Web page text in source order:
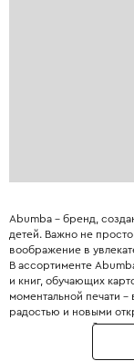
Abumba – бренд,
детей. Важно не просто
воображение в
В ассортименте
и книг, обучающих
моментальной печати
радостью и новыми
корзины и коробки
в комнате было легко